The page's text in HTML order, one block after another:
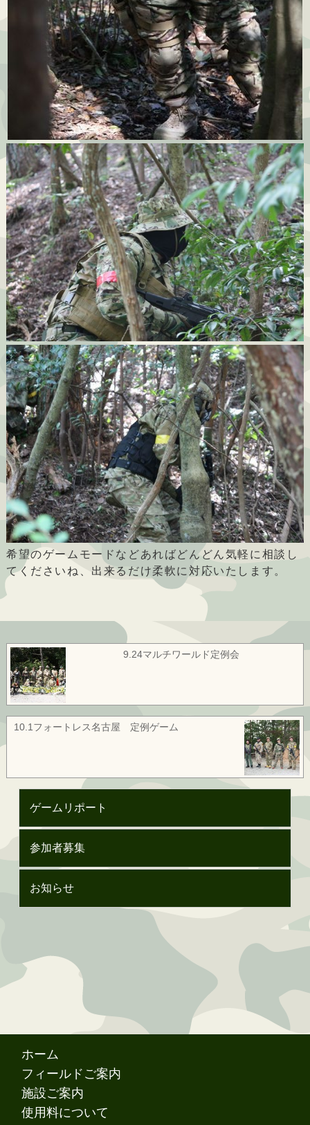
希望のゲームモードなどあればどんどん気軽に相談し
てくださいね、出来るだけ柔軟に対応いたします。
9.24マルチワールド定例会
10.1フォートレス名古屋 定例ゲーム
ゲームリポート
参加者募集
お知らせ
ホーム
フィールドご案内
施設ご案内
使用料について